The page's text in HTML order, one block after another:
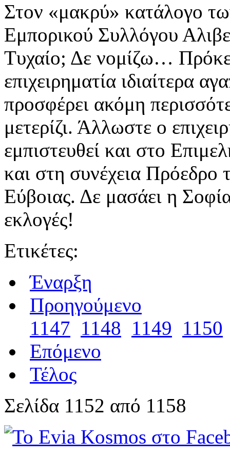
Στον «μακρύ» κατάλογο
Εμπορικού Συλλόγου
Τυχαίο; Δε νομίζω…
επιχειρηματία ιδιαίτερα
προσφέρει ακόμη
μετερίζι. Άλλωστε ο
εμπιστευθεί και στο
και στη συνέχεια
Εύβοιας. Δε μασάει η
εκλογές!
Ετικέτες:
Έναρξη
Προηγούμενο
1147 1148 1149 1150
Επόμενο
Τέλος
Σελίδα 1152 από 1158